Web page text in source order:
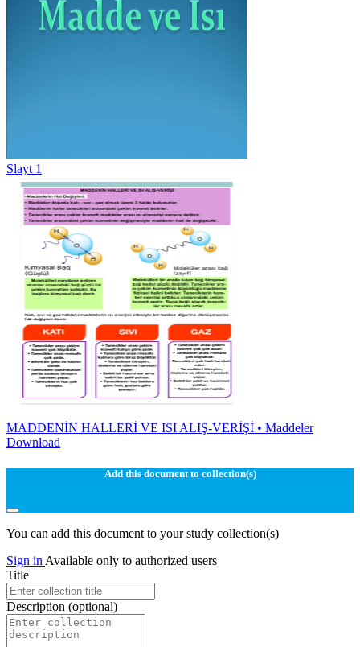
Slayt 1
MADDENİN HALLERİ VE ISI ALIŞ-VERİŞİ • Maddeler
Download
Add this document to collection(s)
You can add this document to your study collection(s)
Sign in Available only to authorized users
Title
Description (optional)